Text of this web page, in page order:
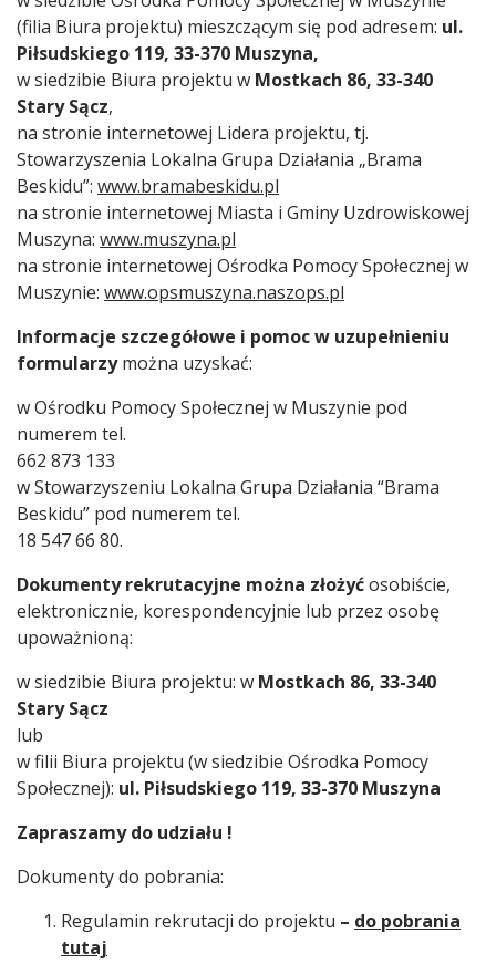
(filia Biura projektu) mieszczącym się pod adresem: ul.
Piłsudskiego 119, 33-370 Muszyna,
w siedzibie Biura projektu w Mostkach 86, 33-340
Stary Sącz,
na stronie internetowej Lidera projektu, tj.
Stowarzyszenia Lokalna Grupa Działania „Brama
Beskidu”: www.bramabeskidu.pl
na stronie internetowej Miasta i Gminy Uzdrowiskowej
Muszyna: www.muszyna.pl
na stronie internetowej Ośrodka Pomocy Społecznej w
Muszynie: www.opsmuszyna.naszops.pl
Informacje szczegółowe i pomoc w uzupełnieniu
formularzymożna uzyskać:
w Ośrodku Pomocy Społecznej w Muszynie pod
numerem tel.
662 873 133
w Stowarzyszeniu Lokalna Grupa Działania “Brama
Beskidu” pod numerem tel.
18 547 66 80.
Dokumenty rekrutacyjne można złożyćosobiście,
elektronicznie, korespondencyjnie lub przez osobę
upoważnioną:
w siedzibie Biura projektu: w Mostkach 86, 33-340
Stary Sącz
lub
w filii Biura projektu (w siedzibie Ośrodka Pomocy
Społecznej): ul. Piłsudskiego 119, 33-370 Muszyna
Zapraszamy do udziału !
Dokumenty do pobrania:
Regulamin rekrutacji do projektu – do pobrania
tutaj